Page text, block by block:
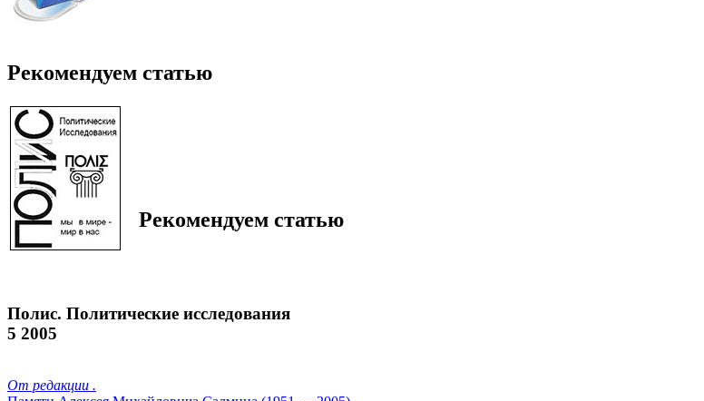
Рекомендуем статью
Рекомендуем статью
Полис. Политические исследования
5 2005
От редакции .